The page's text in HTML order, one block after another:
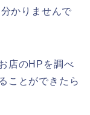
かりませんで
店のHPを調べ
ことができたら